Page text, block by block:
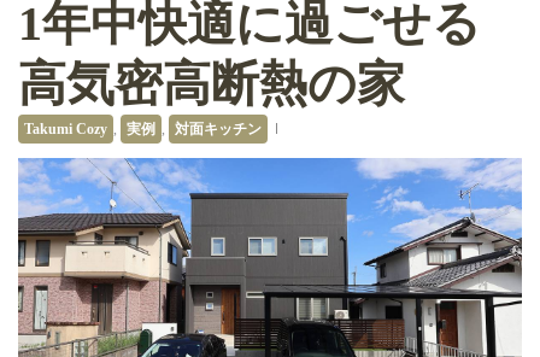
1年中快適に過ごせる
高気密高断熱の家
Takumi Cozy 実例 対面キッチン